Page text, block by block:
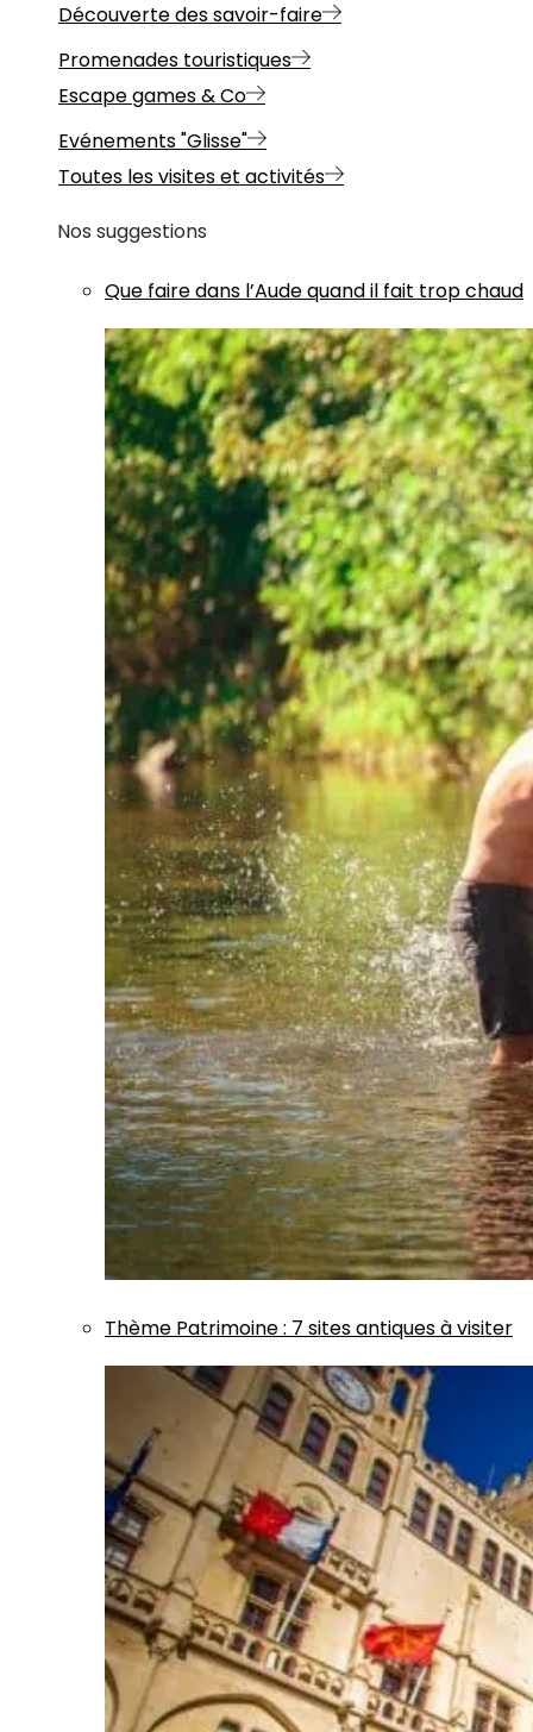
Découverte des savoir-faire
Promenades touristiques
Escape games & Co
Evénements "Glisse"
Toutes les visites et activités
Nos suggestions
Que faire dans l’Aude quand il fait trop chaud
Thème Patrimoine: 7 sites antiques à visiter